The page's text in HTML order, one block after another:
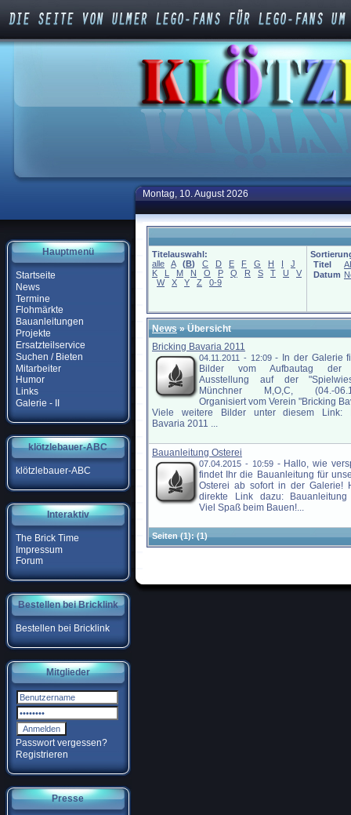
Hauptmenü
Startseite
News
Termine
Flohmärkte
Bauanleitungen
Projekte
Ersatzteilservice
Suchen / Bieten
Mitarbeiter
Humor
Links
Galerie - II
klötzlebauer-ABC
klötzlebauer-ABC
Interaktiv
The Brick Time
Impressum
Forum
Bestellen bei Bricklink
Bestellen bei Bricklink
Mitglieder
Passwort vergessen?
Registrieren
Presse
Montag, 10. August 2026
Titelauswahl:
alle
A (B) C D E F G H I
J
K
L M N O P Q R S T U
V
W
X Y Z 0-9
Titel
Datum
News» Übersicht
Bricking Bavaria 2011
04.11.2011 - 12:09- In der Galerie
Bilder vom Aufbautag der
Ausstellung auf der
Münchner M,O,C, (04.-
Organisiert vom Verein "Bricking
Viele weitere Bilder unter diesem Link:
Bavaria 2011 ...
Bauanleitung Osterei
07.04.2015 - 10:59- Hallo, wie
findet Ihr die Bauanleitung für
Osterei ab sofort in der Galerie!
direkte Link dazu: Bauanleitung
Viel Spaß beim Bauen!...
Seiten(1):(1)